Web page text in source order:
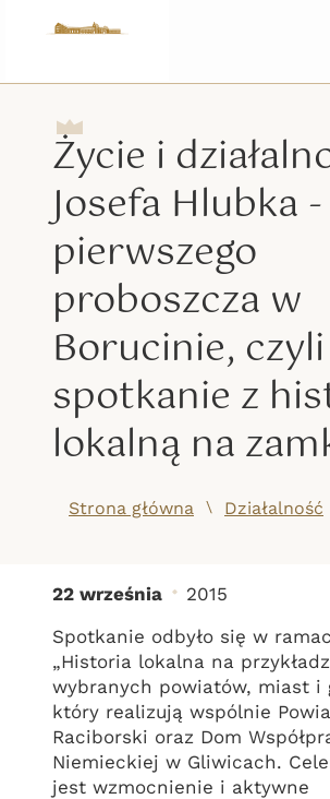
Życie i
Josefa Hlubka -
pierwszego
proboszcza w
Borucinie, czyli
spotkanie z
lokalną na
Strona główna /
Działalność
Życie i
22 września
2015
Spotkanie odbyło się w
„Historia lokalna na
wybranych powiatów, miast i
który realizują wspólnie
Raciborski oraz Dom
Niemieckiej w Gliwicach.
jest wzmocnienie i aktywne